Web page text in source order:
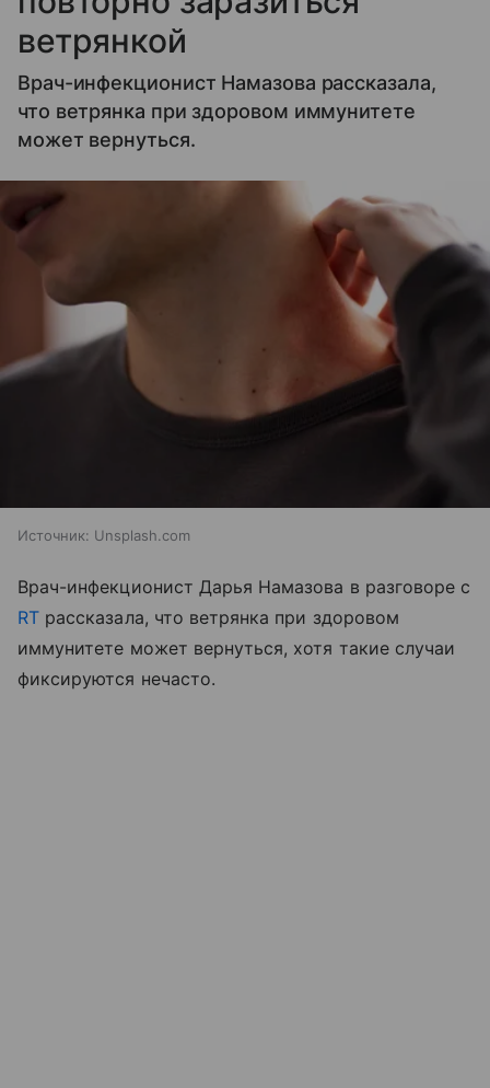
ветрянкой
Врач-инфекционист Намазова рассказала,
что ветрянка при здоровом иммунитете
может вернуться.
Источник: Unsplash.com
Врач-инфекционист Дарья Намазова в разговоре с
RT рассказала, что ветрянка при здоровом
иммунитете может вернуться, хотя такие случаи
фиксируются нечасто.